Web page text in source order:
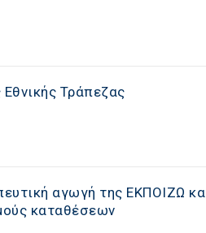
Τράπεζας
αγωγή της ΕΚΠΟΙΖΩ
καταθέσεων